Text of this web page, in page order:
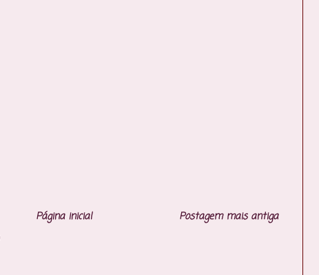
Postagem mais antiga
Página inicial